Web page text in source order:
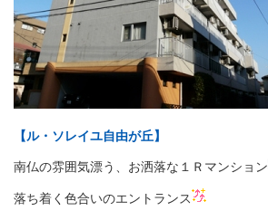
【ル・ソレイユ自由が丘】
南仏の雰囲気漂う、お洒落な１Ｒマンション
落ち着く色合いのエントランス